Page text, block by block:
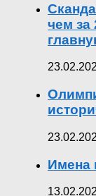
чем за
Имена